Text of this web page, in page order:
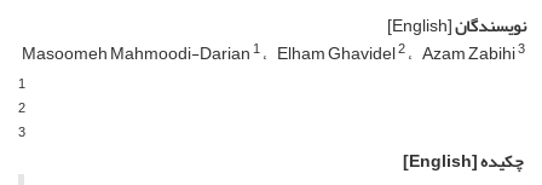
نویسندگان[English]
Masoomeh Mahmoodi-Darian1 Elham Ghavidel2 Azam Zabihi3
1
2
3
چکیده[English]